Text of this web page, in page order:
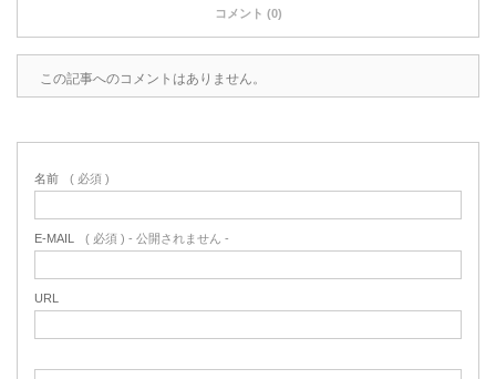
コメント (0)
この記事へのコメントはありません。
名前 ( 必須 )
E-MAIL ( 必須 ) - 公開されません -
URL